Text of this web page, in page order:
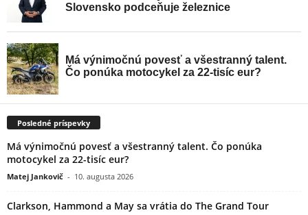
Posledné príspevky
Má výnimočnú povesť a všestranný talent. Čo ponúka
motocykel za 22-tisíc eur?
Matej Jankovič - 10. augusta 2026
Clarkson, Hammond a May sa vrátia do The Grand Tour